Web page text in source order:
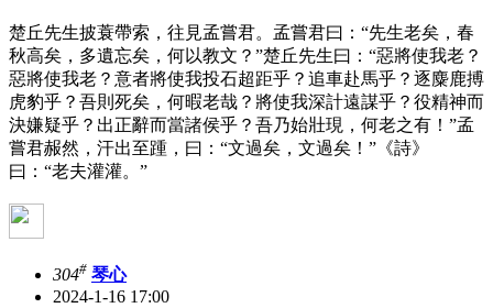
楚丘先生披蓑帶索，往見孟嘗君。孟嘗君曰：“先生老矣，春
秋高矣，多遺忘矣，何以教文？”楚丘先生曰：“惡將使我老？
惡將使我老？意者將使我投石超距乎？追車赴馬乎？逐麋鹿搏
虎豹乎？吾則死矣，何暇老哉？將使我深計遠謀乎？役精神而
決嫌疑乎？出正辭而當諸侯乎？吾乃始壯現，何老之有！”孟
嘗君赧然，汗出至踵，曰：“文過矣，文過矣！”《詩》
曰：“老夫灌灌。”
304# 琴心
2024-1-16 17:00